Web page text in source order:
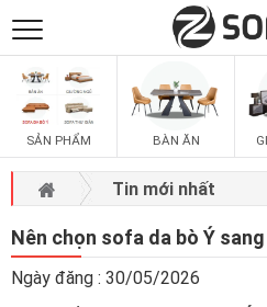
SẢN PHẨM
SOFAS
PHÒNG NGỦ
SẢN PHẨM BÀN ĂN
Tin mới nhất
Nên chọn sofa da bò Ý
Ngày đăng : 30/05/2026